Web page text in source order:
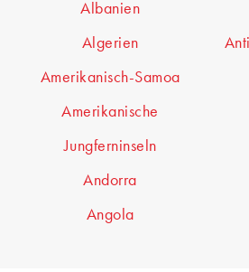
Albanien
Algerien
Amerikanisch-Samoa
Amerikanische
Jungferninseln
Andorra
Angola